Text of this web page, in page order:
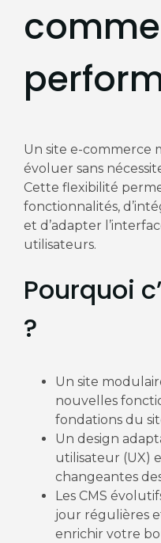
Un site e-commerce
évoluer sans
Cette flexibilité
fonctionnalités,
et d’adapter
utilisateurs.
Pourquoi
?
Un site
nouvelles
fondations du
Un design
utilisateur (UX)
changeantes
Les CMS
jour régulières
enrichir votre